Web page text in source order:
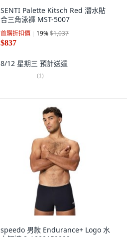
SENTI Palette Kitsch Red 潛水貼
合三角泳褲 MST-5007
首購折扣價 19%$1,037
$837
8/12 星期三 預計送達
(1)
speedo 男款 Endurance+ Logo 水